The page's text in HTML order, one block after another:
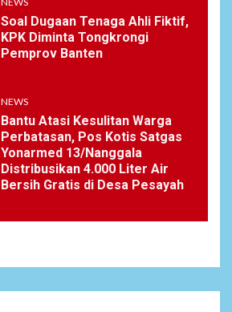
Soal Dugaan Tenaga Ahli Fiktif,
KPK Diminta Tongkrongi
Pemprov Banten
NEWS
Bantu Atasi Kesulitan Warga
Perbatasan, Pos Kotis Satgas
Yonarmed 13/Nanggala
Distribusikan 4.000 Liter Air
Bersih Gratis di Desa Pesayah